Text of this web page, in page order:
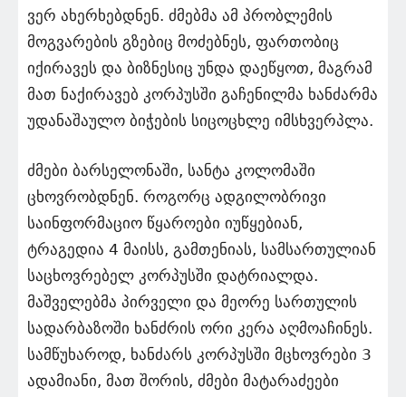
ვერ ახერხებდნენ. ძმებმა ამ პრობლემის
მოგვარების გზებიც მოძებნეს, ფართობიც
იქირავეს და ბიზნესიც უნდა დაეწყოთ, მაგრამ
მათ ნაქირავებ კორპუსში გაჩენილმა ხანძარმა
უდანაშაულო ბიჭების სიცოცხლე იმსხვერპლა.
ძმები ბარსელონაში, სანტა კოლომაში
ცხოვრობდნენ. როგორც ადგილობრივი
საინფორმაციო წყაროები იუწყებიან,
ტრაგედია 4 მაისს, გამთენიას, სამსართულიან
საცხოვრებელ კორპუსში დატრიალდა.
მაშველებმა პირველი და მეორე სართულის
სადარბაზოში ხანძრის ორი კერა აღმოაჩინეს.
სამწუხაროდ, ხანძარს კორპუსში მცხოვრები 3
ადამიანი, მათ შორის, ძმები მატარაძეები